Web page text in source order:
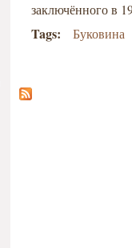
заключённого в
Tags: Буковина